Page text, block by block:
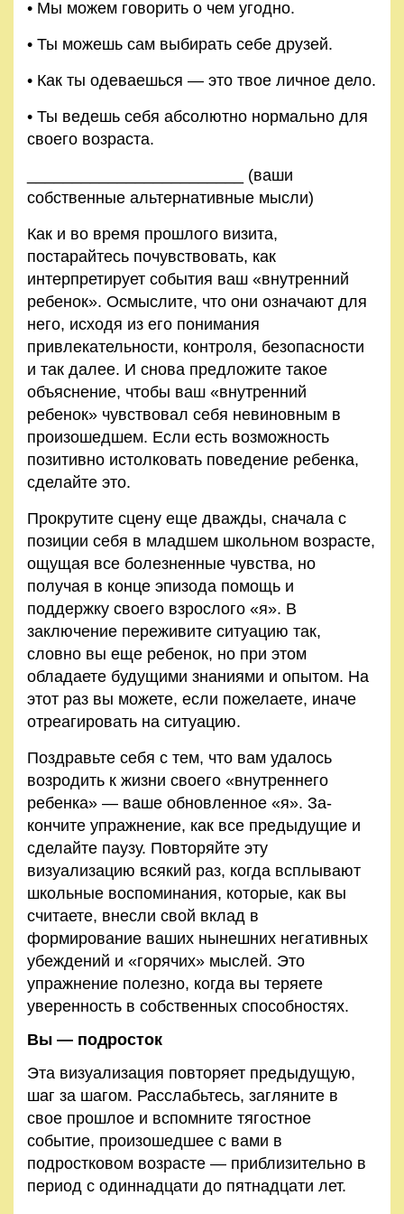
• Мы можем говорить о чем угодно.
• Ты можешь сам выбирать себе друзей.
• Как ты одеваешься — это твое личное дело.
• Ты ведешь себя абсолютно нормально для
своего возраста.
________________________ (ваши
собственные альтернативные мысли)
Как и во время прошлого визита,
постарайтесь почувство­вать, как
интерпретирует события ваш «внутренний
ребе­нок». Осмыслите, что они означают для
него, исходя из его понимания
привлекательности, контроля, безопасности
и так далее. И снова предложите такое
объяснение, чтобы ваш «внутренний
ребенок» чувствовал себя невиновным в
про­изошедшем. Если есть возможность
позитивно истолковать поведение ребенка,
сделайте это.
Прокрутите сцену еще дважды, сначала с
позиции себя в младшем школьном возрасте,
ощущая все болезненные чувства, но
получая в конце эпизода помощь и
поддержку своего взрослого «я». В
заключение переживите ситуацию так,
словно вы еще ребенок, но при этом
обладаете будущими знаниями и опытом. На
этот раз вы можете, если пожелаете, иначе
отреагировать на ситуацию.
Поздравьте себя с тем, что вам удалось
возродить к жизни своего «внутреннего
ребенка» — ваше обновленное «я». За­
кончите упражнение, как все предыдущие и
сделайте паузу. Повторяйте эту
визуализацию всякий раз, когда всплывают
школьные воспоминания, которые, как вы
считаете, внесли свой вклад в
формирование ваших нынешних негативных
убеждений и «горячих» мыслей. Это
упражнение полезно, когда вы теряете
уверенность в собственных способностях.
Вы — подросток
Эта визуализация повторяет предыдущую,
шаг за шагом. Расслабьтесь, загляните в
свое прошлое и вспомните тягостное
событие, произошедшее с вами в
подростковом возрас­те — приблизительно в
период с одиннадцати до пятнад­цати лет.